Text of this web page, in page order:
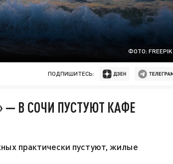
ФОТО: FREEPIK
ПОДПИШИТЕСЬ:
— В СОЧИ ПУСТУЮТ КАФЕ
практически пустуют, жилые